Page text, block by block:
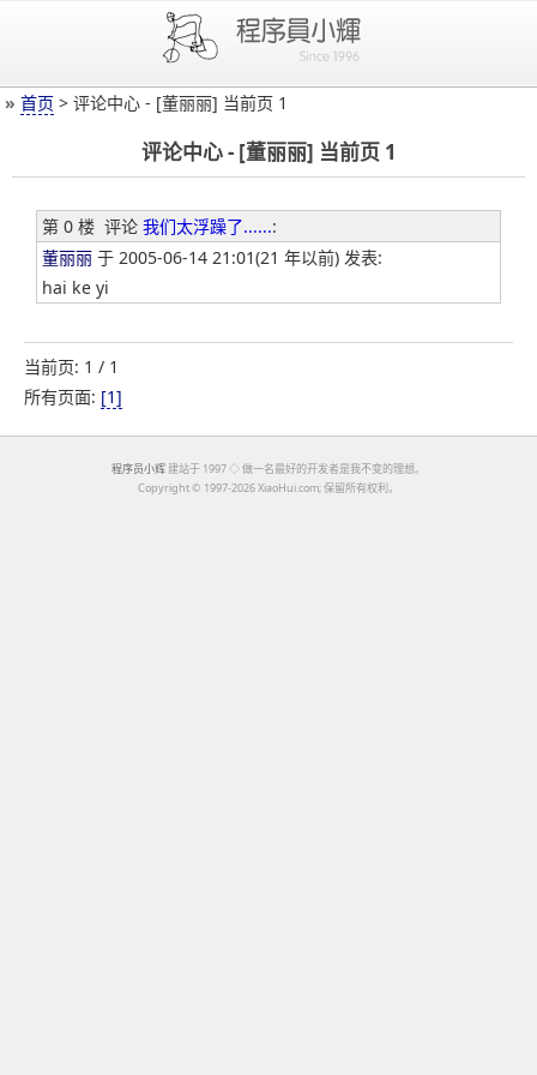
» 首页 > 评论中心 - [董丽丽] 当前页 1
评论中心 - [董丽丽] 当前页 1
第 0 楼 评论 我们太浮躁了......:
董丽丽 于 2005-06-14 21:01(21 年以前) 发表:
hai ke yi
当前页: 1 / 1
所有页面: [1]
程序员小辉 建站于 1997 ◇ 做一名最好的开发者是我不变的理想。
Copyright © 1997-2026 XiaoHui.com; 保留所有权利。